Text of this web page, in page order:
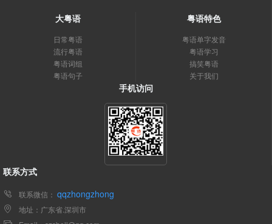
大粤语
日常粤语
流行粤语
粤语词组
粤语句子
粤语特色
粤语单字发音
粤语学习
搞笑粤语
关于我们
手机访问
联系方式
联系微信： qqzhongzhong
地址：广东省.深圳市